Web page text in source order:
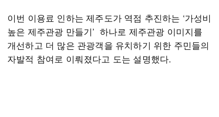
이번 이용료 인하는 제주도가 역점 추진하는 ‘가성비
높은 제주관광 만들기’ 하나로 제주관광 이미지를
개선하고 더 많은 관광객을 유치하기 위한 주민들의
자발적 참여로 이뤄졌다고 도는 설명했다.